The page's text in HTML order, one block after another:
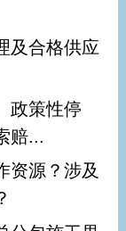
及合格供应
政策性停
赔...
资源？涉及